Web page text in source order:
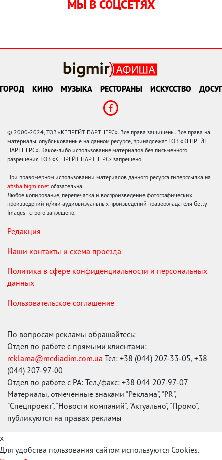
МЫ В СОЦСЕТЯХ
ГОРОД КИНО МУЗЫКА РЕСТОРАНЫ ИСКУССТВО ДОСУГ
© 2000-2024, ТОВ «КЕПРЕЙТ ПАРТНЕРС». Все права защищены. Все права на
материалы, опубликованные на данном ресурсе, принадлежат ТОВ «КЕПРЕЙТ
ПАРТНЕРС». Какое-либо использование материалов без письменного
разрешения ТОВ «КЕПРЕЙТ ПАРТНЕРС» запрещено.
При правомерном использовании материалов данного ресурса гиперссылка на
afisha.bigmir.net обязательна.
Любое копирование, перепечатка и воспроизведение фотографических
произведений и/или аудиовизуальных произведений правообладателя Getty
Images - строго запрещено.
Редакция
Наши контакты и схема проезда
Политика в сфере конфиденциальности и персональных
данных
Пользовательское соглашение
По вопросам рекламы обращайтесь:
Отдел по работе с прямыми клиентами:
reklama@mediadim.com.ua Тел: +38 (044) 207-33-05, +38
(044) 207-97-00
Отдел по работе с РА: Тел./факс: +38 044 207-97-07
Материалы, отмеченные знаками "Реклама", "PR",
"Спецпроект", "Новости компаний", "Актуально", "Промо",
публикуются на правах рекламы
x
Для удобства пользования сайтом используются Cookies.